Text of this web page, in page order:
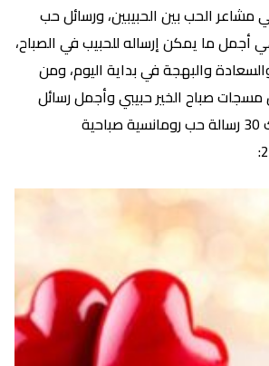
الحب بين الحبيبين، ورسائل حب
أجمل ما يمكن إرساله للحبيب في الصباح،
والبهجة في بداية اليوم، ومن
صباح الخير حبيبي وأجمل رسائل
صباحية رومانسية إليك 30 رسالة حب رومانسية صباحية